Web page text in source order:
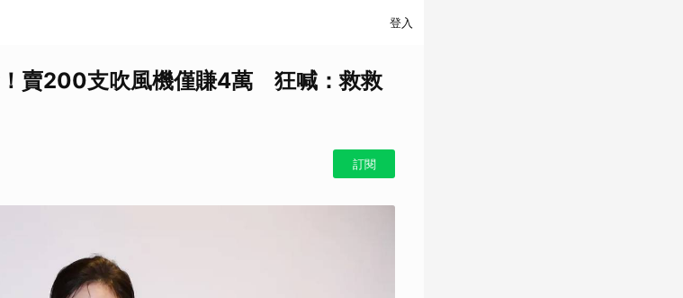
登入
！賣200支吹風機僅賺4萬 狂喊：救救
訂閱